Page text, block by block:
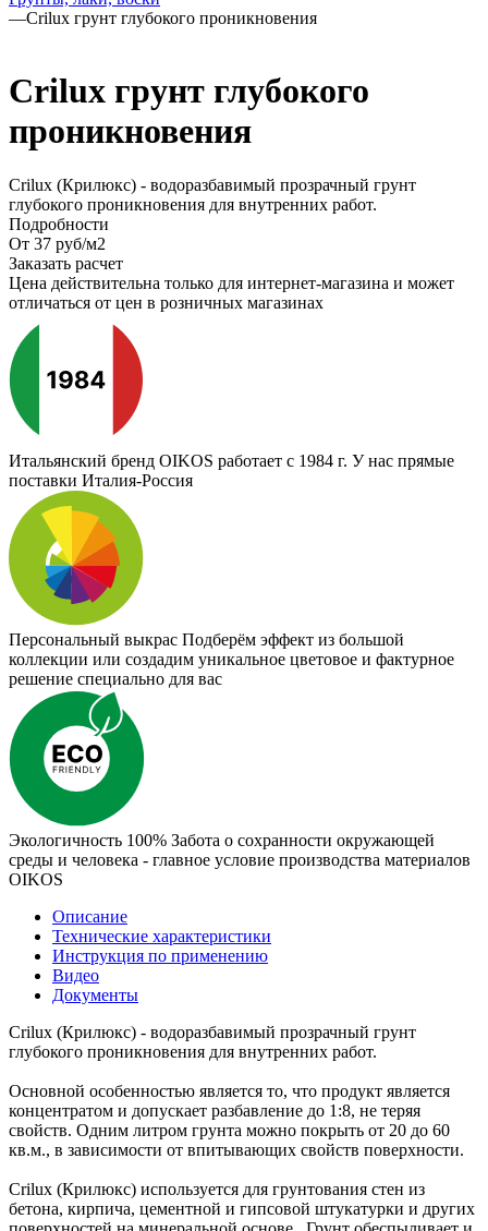
—Crilux грунт глубокого проникновения
Crilux грунт глубокого
проникновения
Crilux (Крилюкс) - водоразбавимый прозрачный грунт
глубокого проникновения для внутренних работ.
Подробности
От 37 руб/м2
Заказать расчет
Цена действительна только для интернет-магазина и может
отличаться от цен в розничных магазинах
Итальянский бренд OIKOS работает с 1984 г. У нас прямые
поставки Италия-Россия
Персональный выкрас Подберём эффект из большой
коллекции или создадим уникальное цветовое и фактурное
решение специально для вас
Экологичность 100% Забота о сохранности окружающей
среды и человека - главное условие производства материалов
OIKOS
Описание
Технические характеристики
Инструкция по применению
Видео
Документы
Crilux (Крилюкс) - водоразбавимый прозрачный грунт
глубокого проникновения для внутренних работ.
Основной особенностью является то, что продукт является
концентратом и допускает разбавление до 1:8, не теряя
свойств. Одним литром грунта можно покрыть от 20 до 60
кв.м., в зависимости от впитывающих свойств поверхности.
Crilux (Крилюкс) используется для грунтования стен из
бетона, кирпича, цементной и гипсовой штукатурки и других